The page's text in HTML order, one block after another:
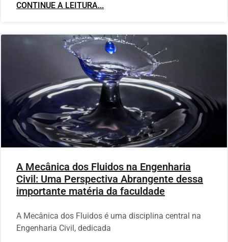
CONTINUE A LEITURA...
A Mecânica dos Fluidos na Engenharia
Civil: Uma Perspectiva Abrangente dessa
importante matéria da faculdade
A Mecânica dos Fluidos é uma disciplina central na
Engenharia Civil, dedicada